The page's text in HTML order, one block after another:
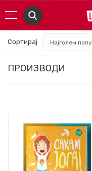
ПРОИЗВОДИ
Сортирај